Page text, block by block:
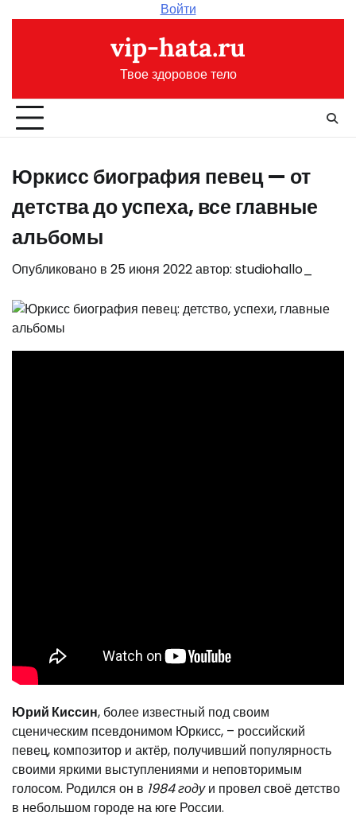
Войти
vip-hata.ru
Твое здоровое тело
Юркисс биография певец — от
детства до успеха, все главные
альбомы
Опубликовано в 25 июня 2022автор: studiohallo_
Юрий Киссин, более известный под своим
сценическим псевдонимом Юркисс, – российский
певец, композитор и актёр, получивший популярность
своими яркими выступлениями и неповторимым
голосом. Родился он в 1984 годуи провел своё детство
в небольшом городе на юге России.